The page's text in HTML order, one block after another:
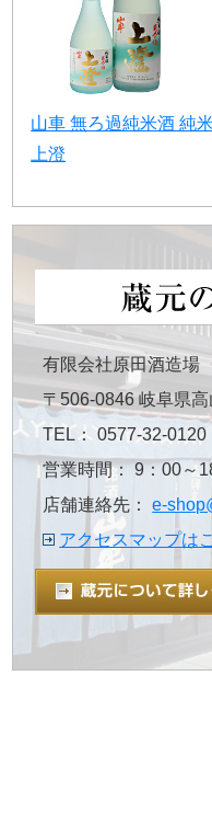
山車 無ろ過純米酒 純
上澄
有限会社原田酒造場
〒506-0846 岐阜県
TEL： 0577-32-
営業時間： 9：00～
店舗連絡先：e-
アクセスマップは